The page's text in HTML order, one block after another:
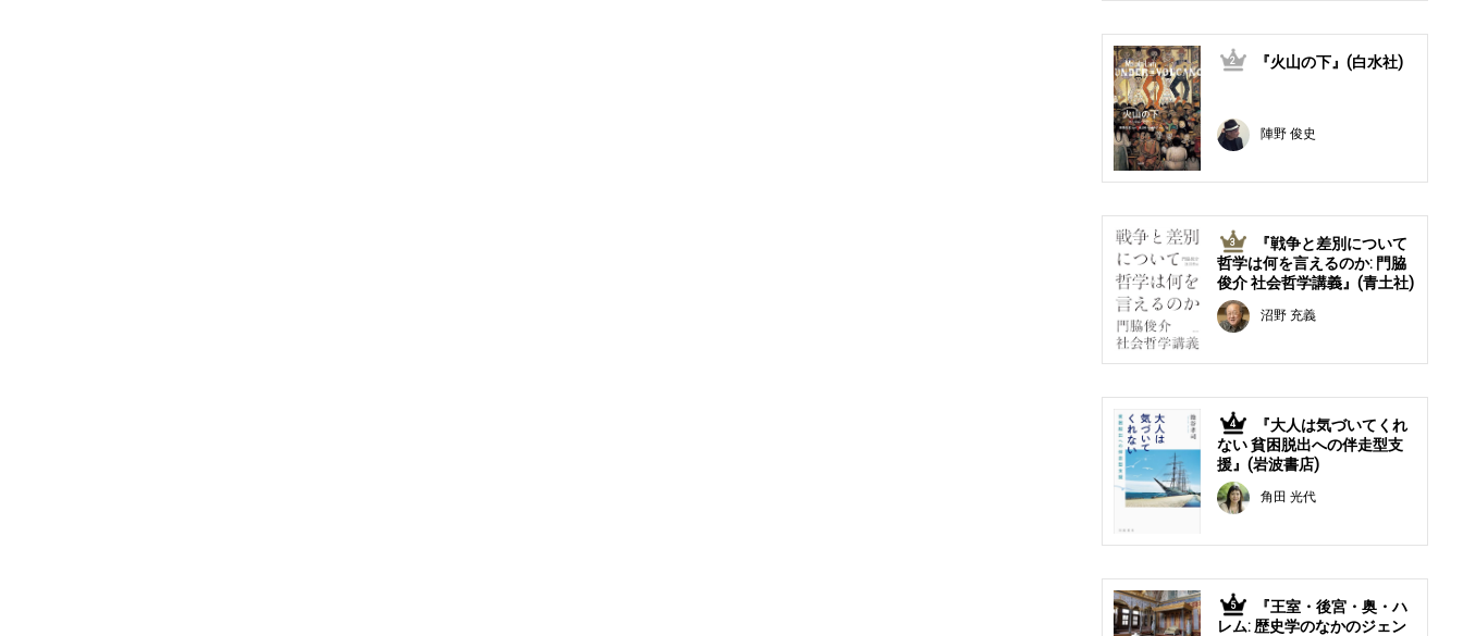
2 『火山の下』(白水社)
陣野 俊史
3
『戦争と差別について
哲学は何を言えるのか: 門脇
俊介 社会哲学講義』(青土社)
沼野 充義
4
『大人は気づいてくれ
ない 貧困脱出への伴走型支
援』(岩波書店)
角田 光代
5
『王室・後宮・奥・ハ
レム: 歴史学のなかのジェン